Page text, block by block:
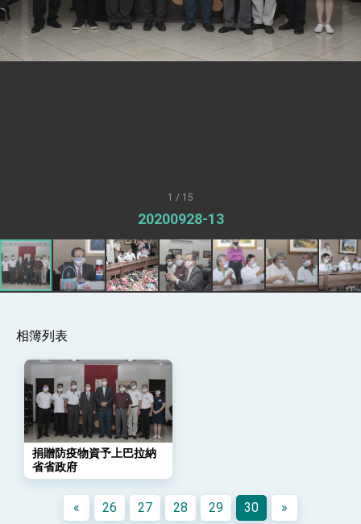
總統接受「法新社」（AFP）專訪內容
外交部長林佳龍於《外交事務》撰文指出：自由
世界 需要台灣，團結合作方能守護繁榮
外交部長林佳龍接見美國智庫「德國馬歇爾基金
會」訪問團一行，深化跨大西洋戰略夥伴關係
臺美經貿談判獲階段性成果 卓揆期勉爭取時間完
成「臺美對等貿易協定」簽署
卓揆：臺美關稅談判階段性結果有助臺灣取得有
利戰略地位 全力支持「臺美對等貿易協定」簽署
民調顯示多數國人滿意政府外交表現，高度支持
「總合外交」與台歐美日關係深化
總統以「韌性之島，希望之光」為題發表2026新
年談話
總統主持「守護民主台灣國安行動方案」記者
會 強調以實力守護台海和平 以決心掌握國家
命運
總統發表執政周年談話 盼面對未來挑戰 堅持
團結 迎風轉型 穩健前行
1 / 15
20200928-13
相簿列表
捐贈防疫物資予上巴拉納
省省政府
« 26 27 28 29 30 »